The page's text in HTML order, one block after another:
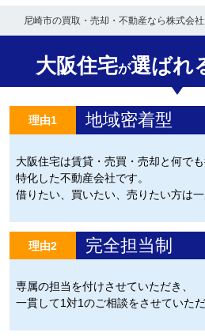
尼崎市の買取・売却・不動産なら株式会
大阪住宅が選ばれ
理由1 地域密着型
大阪住宅は賃貸・売買・売却と何で
特化した不動産会社です。
借りたい、買いたい、売りたい方は一
理由2 完全担当制
専属の担当を付けさせていただき、
一貫して1対1のご相談をさせていただ